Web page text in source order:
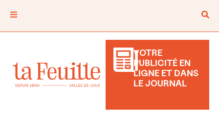
VOTRE
PUBLICITÉ EN
LIGNE ET DANS
LE JOURNAL